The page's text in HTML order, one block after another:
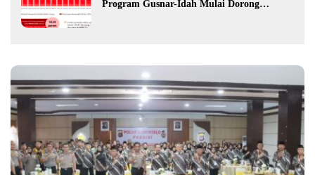
Program Gusnar-Idah Mulai Dorong